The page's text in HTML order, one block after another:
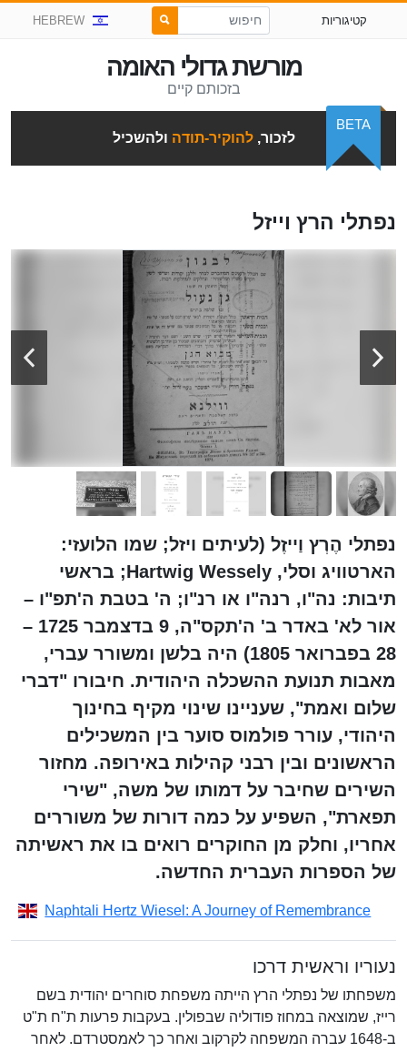
קטיגוריות HEBREW
מורשת גדולי האומה
בזכותם קיים
לזכור,להוקיר-תודה ולהשכיל
BETA
נפתלי הרץ וייזל
נפתלי הֶרְץ וַייזֶל (לעיתים ויזל; שמו הלועזי:
הארטוויג וסלי, Hartwig Wessely; בראשי
תיבות: נה"ו, רנה"ו או רנ"ו; ה' בטבת ה'תפ"ו –
אור לא' באדר ב' ה'תקס"ה, 9 בדצמבר 1725 –
28 בפברואר 1805) היה בלשן ומשורר עברי,
מאבות תנועת ההשכלה היהודית. חיבורו "דברי
שלום ואמת", שעניינו שינוי מקיף בחינוך
היהודי, עורר פולמוס סוער בין המשכילים
הראשונים ובין רבני קהילות באירופה. מחזור
השירים שחיבר על דמותו של משה, "שירי
תפארת", השפיע על כמה דורות של משוררים
אחריו, וחלק מן החוקרים רואים בו את ראשיתה
של הספרות העברית החדשה.
Naphtali Hertz Wiesel: A Journey of Remembrance
נעוריו וראשית דרכו
משפחתו של נפתלי הרץ הייתה משפחת סוחרים יהודית בשם
רייז, שמוצאה במחוז פודוליה שבפולין. בעקבות פרעות ת"ח ת"ט
ב-1648 עברה המשפחה לקרקוב ואחר כך לאמסטרדם. לאחר